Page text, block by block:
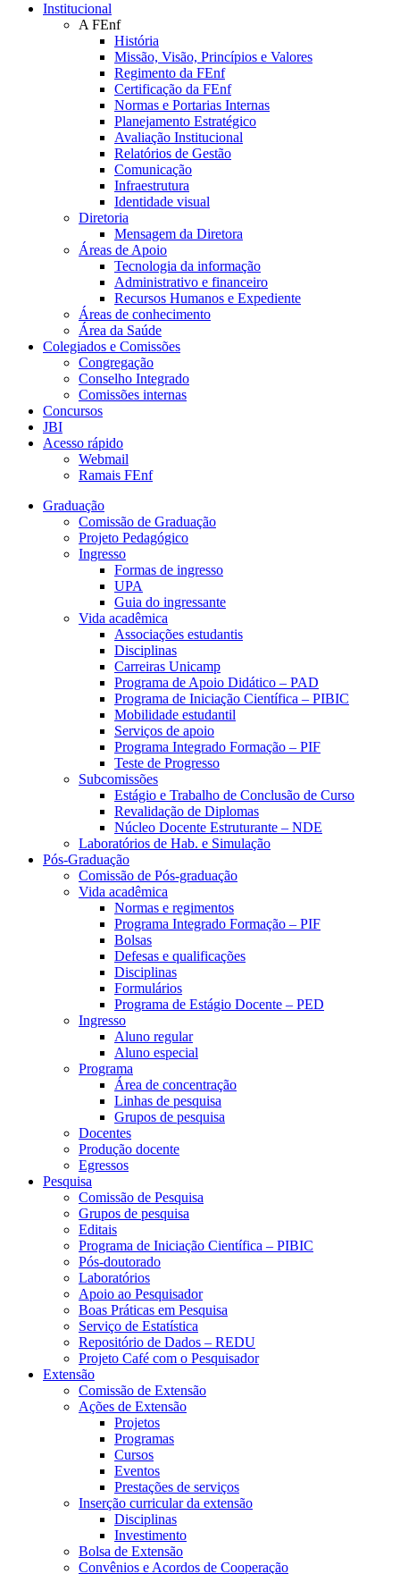
Institucional
A FEnf
História
Missão, Visão, Princípios e Valores
Regimento da FEnf
Certificação da FEnf
Normas e Portarias Internas
Planejamento Estratégico
Avaliação Institucional
Relatórios de Gestão
Comunicação
Infraestrutura
Identidade visual
Diretoria
Mensagem da Diretora
Áreas de Apoio
Tecnologia da informação
Administrativo e financeiro
Recursos Humanos e Expediente
Áreas de conhecimento
Área da Saúde
Colegiados e Comissões
Congregação
Conselho Integrado
Comissões internas
Concursos
JBI
Acesso rápido
Webmail
Ramais FEnf
Graduação
Comissão de Graduação
Projeto Pedagógico
Ingresso
Formas de ingresso
UPA
Guia do ingressante
Vida acadêmica
Associações estudantis
Disciplinas
Carreiras Unicamp
Programa de Apoio Didático – PAD
Programa de Iniciação Científica – PIBIC
Mobilidade estudantil
Serviços de apoio
Programa Integrado Formação – PIF
Teste de Progresso
Subcomissões
Estágio e Trabalho de Conclusão de Curso
Revalidação de Diplomas
Núcleo Docente Estruturante – NDE
Laboratórios de Hab. e Simulação
Pós-Graduação
Comissão de Pós-graduação
Vida acadêmica
Normas e regimentos
Programa Integrado Formação – PIF
Bolsas
Defesas e qualificações
Disciplinas
Formulários
Programa de Estágio Docente – PED
Ingresso
Aluno regular
Aluno especial
Programa
Área de concentração
Linhas de pesquisa
Grupos de pesquisa
Docentes
Produção docente
Egressos
Pesquisa
Comissão de Pesquisa
Grupos de pesquisa
Editais
Programa de Iniciação Científica – PIBIC
Pós-doutorado
Laboratórios
Apoio ao Pesquisador
Boas Práticas em Pesquisa
Serviço de Estatística
Repositório de Dados – REDU
Projeto Café com o Pesquisador
Extensão
Comissão de Extensão
Ações de Extensão
Projetos
Programas
Cursos
Eventos
Prestações de serviços
Inserção curricular da extensão
Disciplinas
Investimento
Bolsa de Extensão
Convênios e Acordos de Cooperação